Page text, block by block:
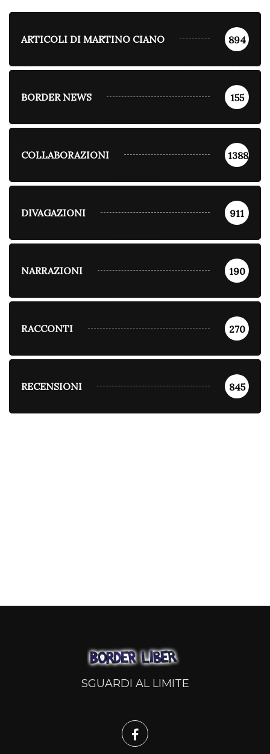
ARTICOLI DI MARTINO CIANO 894
BORDER NEWS 155
COLLABORAZIONI 1388
DIVAGAZIONI 911
NARRAZIONI 190
RACCONTI 270
RECENSIONI 845
SGUARDI AL LIMITE